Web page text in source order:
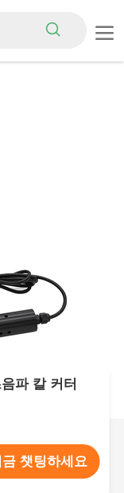
파 칼 커터
금 챗팅하세요